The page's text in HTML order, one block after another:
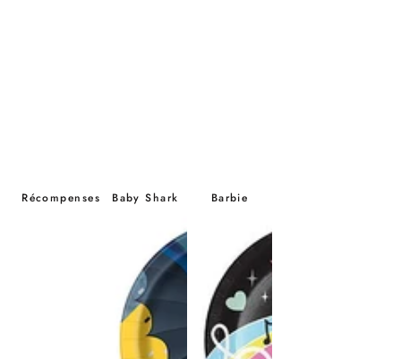
Récompenses Baby Shark Barbie